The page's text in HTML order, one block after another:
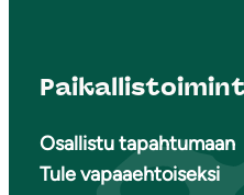
Osallistu tapahtumaan
Tule vapaaehtoiseksi